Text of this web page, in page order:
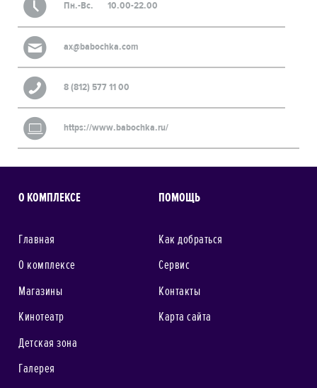
Пн.-Вс. 10.00-22.00
ax@babochka.com
8 (812) 577 11 00
https://www.babochka.ru/
О КОМПЛЕКСЕ
Главная
О комплексе
Магазины
Кинотеатр
Детская зона
Галерея
ПОМОЩЬ
Как добраться
Сервис
Контакты
Карта сайта